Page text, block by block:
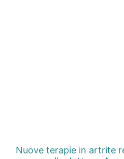
Nuove terapie in artrite